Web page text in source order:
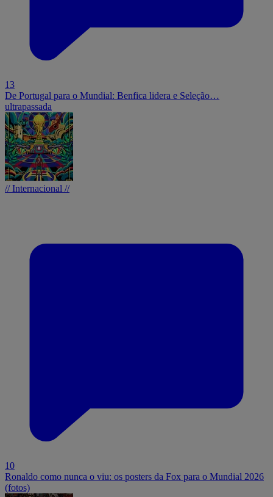
13
De Portugal para o Mundial: Benfica lidera e Seleção…
ultrapassada
// Internacional //
10
Ronaldo como nunca o viu: os posters da Fox para o Mundial 2026
(fotos)